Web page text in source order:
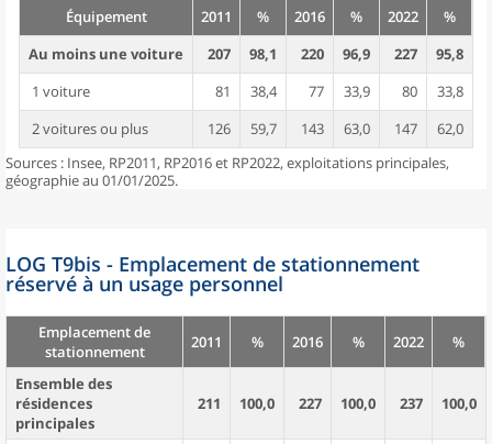
Équipement 2011 % 2016 % 2022
%
Au moins une voiture
207 98,1 220 96,9 227
95,8
1 voiture
81 38,4 77 33,9 80
33,8
2 voitures ou plus
126 59,7 143 63,0 147
62,0
Sources : Insee, RP2011, RP2016 et RP2022, exploitations principales,
géographie au 01/01/2025.
LOG T9bis - Emplacement de stationnement
réservé à un usage personnel
Emplacement de
stationnement
2011 % 2016 % 2022 %
Ensemble des
résidences
principales
211 100,0 227 100,0 237 100,0